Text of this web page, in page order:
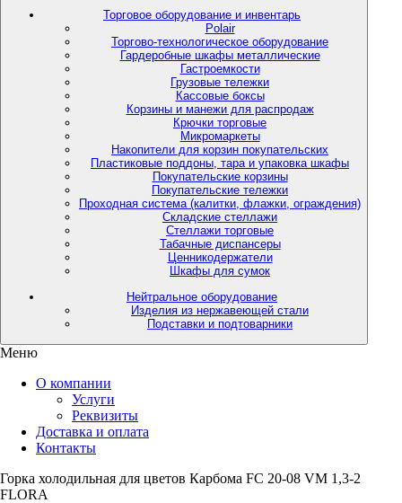
Торговое оборудование и инвентарь
Polair
Торгово-технологическое оборудование
Гардеробные шкафы металлические
Гастроемкости
Грузовые тележки
Кассовые боксы
Корзины и манежи для распродаж
Крючки торговые
Микромаркеты
Накопители для корзин покупательских
Пластиковые поддоны, тара и упаковка шкафы
Покупательские корзины
Покупательские тележки
Проходная система (калитки, флажки, ограждения)
Складские стеллажи
Стеллажи торговые
Табачные диспансеры
Ценникодержатели
Шкафы для сумок
Нейтральное оборудование
Изделия из нержавеющей стали
Подставки и подтоварники
Меню
О компании
Услуги
Реквизиты
Доставка и оплата
Контакты
Горка холодильная для цветов Карбома FC 20-08 VM 1,3-2
FLORA